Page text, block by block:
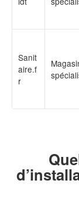
Sanit
aire.f
r